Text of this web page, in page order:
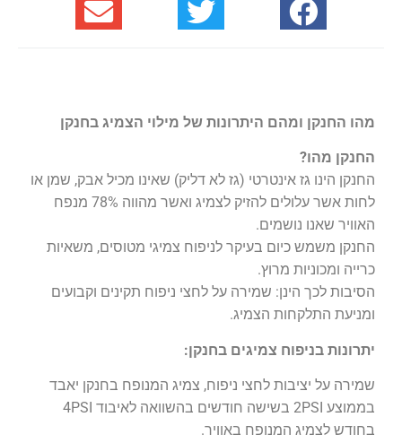
מהו החנקן ומהם היתרונות של מילוי הצמיג בחנקן
החנקן מהו?
החנקן הינו גז אינטרטי (גז לא דליק) שאינו מכיל אבק, שמן או
לחות אשר עלולים להזיק לצמיג ואשר מהווה 78% מנפח
האוויר שאנו נושמים.
החנקן משמש כיום בעיקר לניפוח צמיגי מטוסים, משאיות
כרייה ומכוניות מרוץ.
הסיבות לכך הינן: שמירה על לחצי ניפוח תקינים וקבועים
ומניעת התלקחות הצמיג.
יתרונות בניפוח צמיגים בחנקן:
שמירה על יציבות לחצי ניפוח, צמיג המנופח בחנקן יאבד
בממוצע 2PSI בשישה חודשים בהשוואה לאיבוד 4PSI
בחודש לצמיג המנופח באוויר.